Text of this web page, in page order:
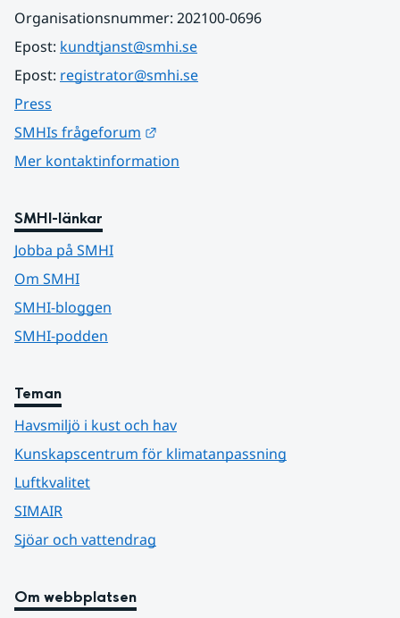
Organisationsnummer: 202100-0696
Epost: kundtjanst@smhi.se
Epost: registrator@smhi.se
Press
SMHIs frågeforum
Mer kontaktinformation
SMHI-länkar
Jobba på SMHI
Om SMHI
SMHI-bloggen
SMHI-podden
Teman
Havsmiljö i kust och hav
Kunskapscentrum för klimatanpassning
Luftkvalitet
SIMAIR
Sjöar och vattendrag
Om webbplatsen